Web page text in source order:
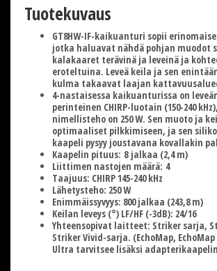
Tuotekuvaus
GT8HW-IF-kaikuanturi sopii
jotka haluavat nähdä pohjan muodot
kalakaaret terävinä ja leveinä ja
eroteltuina. Leveä keila ja sen
kulma takaavat laajan
4-nastaisessa kaikuanturissa on
perinteinen CHIRP-luotain (150-240
nimellisteho on 250 W. Sen muoto ja
optimaaliset pilkkimiseen, ja sen
kaapeli pysyy joustavana kovallakin
Kaapelin pituus: 8 jalkaa (2,4 m)
Liittimen nastojen määrä: 4
Taajuus: CHIRP 145-240 kHz
Lähetysteho: 250 W
Enimmäissyvyys: 800 jalkaa (243,8 m)
Keilan leveys (°) LF/HF (-3dB): 24/16
Yhteensopivat laitteet: Striker sarja,
Striker Vivid-sarja. (EchoMap, EchoMap
Ultra tarvitsee lisäksi